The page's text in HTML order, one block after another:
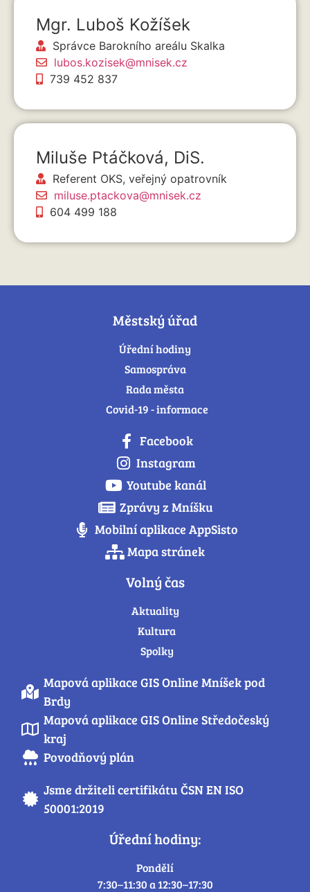
Mgr. Luboš Kožíšek
Správce Barokního areálu Skalka
lubos.kozisek@mnisek.cz
739 452 837
Miluše Ptáčková, DiS.
Referent OKS, veřejný opatrovník
miluse.ptackova@mnisek.cz
604 499 188
Městský úřad
Úřední hodiny
Samospráva
Rada města
Covid-19 - informace
Facebook
Instagram
Youtube kanál
Zprávy z Mníšku
Mobilní aplikace AppSisto
Mapa stránek
Volný čas
Aktuality
Kultura
Spolky
Mapová aplikace GIS Online Mníšek pod
Brdy
Mapová aplikace GIS Online Středočeský
kraj
Povodňový plán
Jsme držiteli certifikátu ČSN EN ISO
50001:2019
Úřední hodiny:
Pondělí
7:30–11:30 a 12:30–17:30